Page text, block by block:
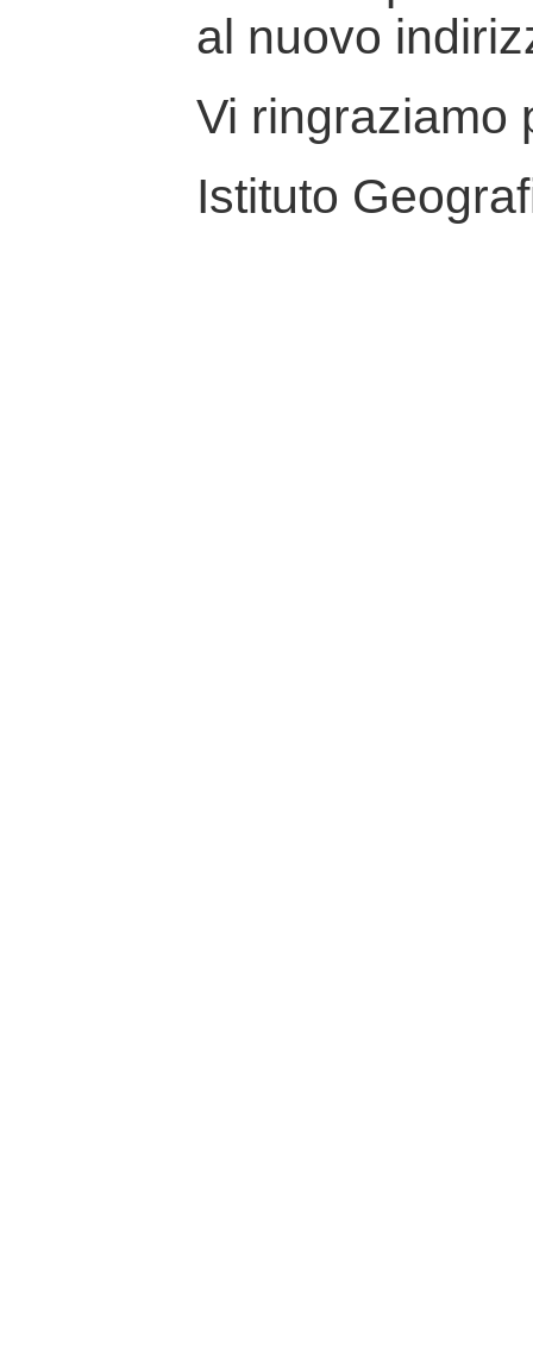
al nuovo
Vi ringraziamo
Istituto